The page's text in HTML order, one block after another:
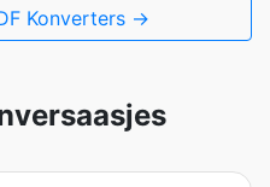
Konverters →